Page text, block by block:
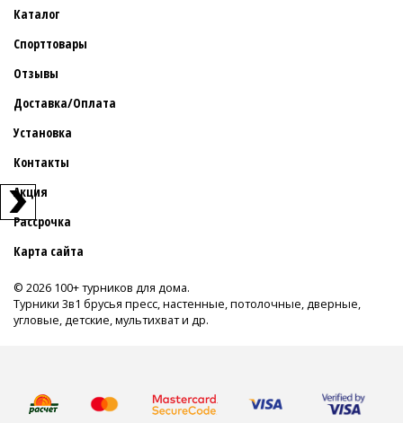
Каталог
Спорттовары
Отзывы
Доставка/Оплата
Установка
Контакты
Акция
Рассрочка
Карта сайта
© 2026 100+ турников для дома.
Турники 3в1 брусья пресс, настенные, потолочные, дверные,
угловые, детские, мультихват и др.